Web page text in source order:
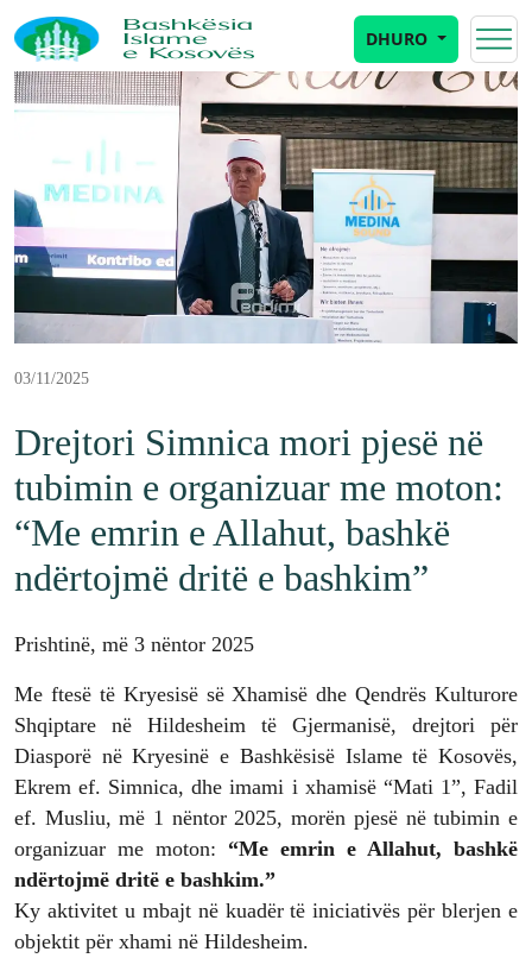
DHURO
03/11/2025
Drejtori Simnica mori pjesë në
tubimin e organizuar me moton:
“Me emrin e Allahut, bashkë
ndërtojmë dritë e bashkim”
Prishtinë, më 3 nëntor 2025
Me ftesë të Kryesisë së Xhamisë dhe Qendrës Kulturore
Shqiptare në Hildesheim të Gjermanisë, drejtori për
Diasporë në Kryesinë e Bashkësisë Islame të Kosovës,
Ekrem ef. Simnica, dhe imami i xhamisë “Mati 1”, Fadil
ef. Musliu, më 1 nëntor 2025, morën pjesë në tubimin e
organizuar me moton: “Me emrin e Allahut, bashkë
ndërtojmë dritë e bashkim.”
Ky aktivitet u mbajt në kuadër të iniciativës për blerjen e
objektit për xhami në Hildesheim.